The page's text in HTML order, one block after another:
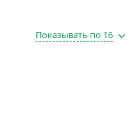
Показывать по 16